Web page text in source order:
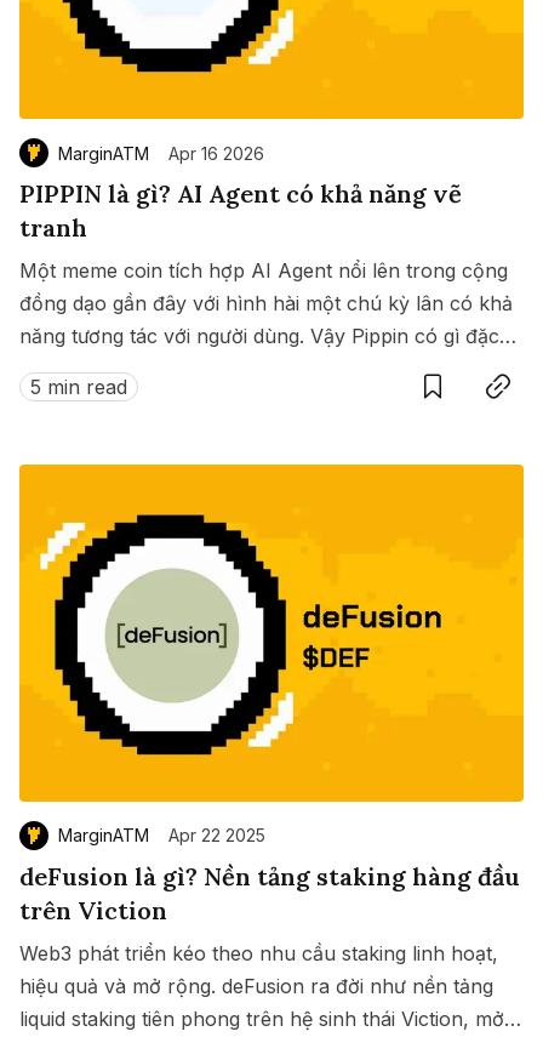
MarginATM Apr 16 2026
PIPPIN là gì? AI Agent có khả năng vẽ
tranh
Một meme coin tích hợp AI Agent nổi lên trong cộng
đồng dạo gần đây với hình hài một chú kỳ lân có khả
năng tương tác với người dùng. Vậy Pippin có gì đặc
biệt? ?
5 min read
SaveCopy link
MarginATM Apr 22 2025
deFusion là gì? Nền tảng staking hàng đầu
trên Viction
Web3 phát triển kéo theo nhu cầu staking linh hoạt,
hiệu quả và mở rộng. deFusion ra đời như nền tảng
liquid staking tiên phong trên hệ sinh thái Viction, mở
SaveCopy link